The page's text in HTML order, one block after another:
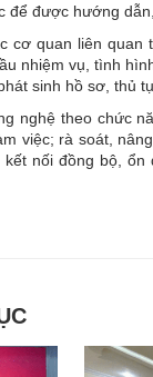
để được hướng
cơ quan liên quan
nhiệm vụ, tình
sinh hồ sơ, thủ
nghệ theo chức
việc; rà soát,
nối đồng bộ,